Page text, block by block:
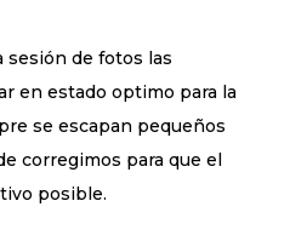
sesión de fotos las
en estado optimo para la
se escapan pequeños
corregimos para que el
posible.